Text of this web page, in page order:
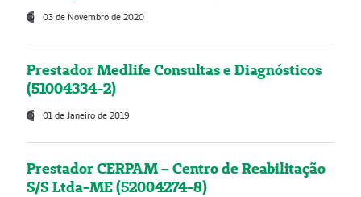
03 de Novembro de 2020
Prestador Medlife Consultas e Diagnósticos
(51004334-2)
01 de Janeiro de 2019
Prestador CERPAM – Centro de Reabilitação
S/S Ltda-ME (52004274-8)